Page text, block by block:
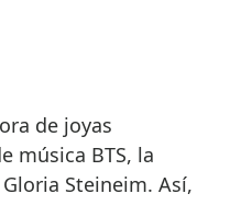
música BTS, la
Steineim. Así,